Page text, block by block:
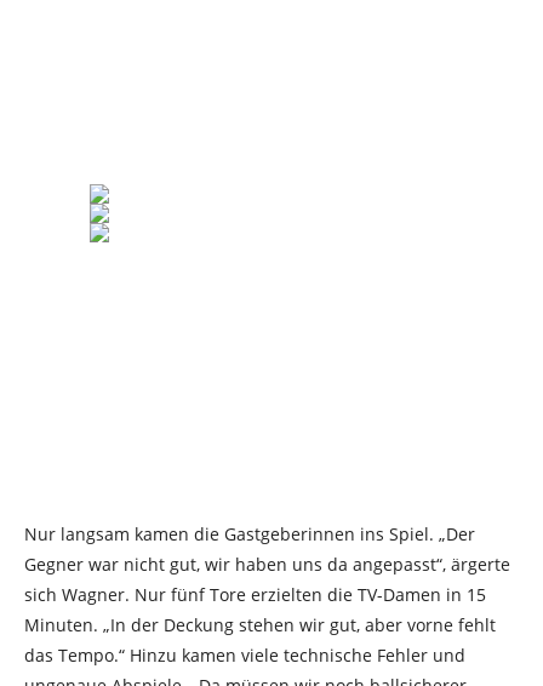
Nur langsam kamen die Gastgeberinnen ins Spiel. „Der
Gegner war nicht gut, wir haben uns da angepasst“, ärgerte
sich Wagner. Nur fünf Tore erzielten die TV-Damen in 15
Minuten. „In der Deckung stehen wir gut, aber vorne fehlt
das Tempo.“ Hinzu kamen viele technische Fehler und